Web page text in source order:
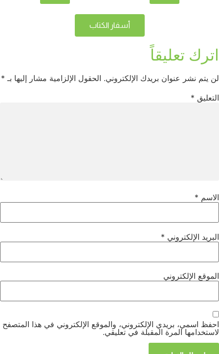
أسفار الكتاب
اترك تعليقاً
لن يتم نشر عنوان بريدك الإلكتروني. الحقول الإلزامية مشار إليها بـ *
التعليق *
الاسم *
البريد الإلكتروني *
الموقع الإلكتروني
احفظ اسمي، بريدي الإلكتروني، والموقع الإلكتروني في هذا المتصفح
لاستخدامها المرة المقبلة في تعليقي.